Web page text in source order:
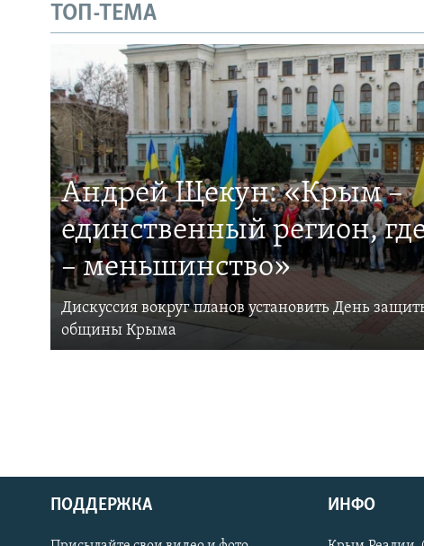
Українською
ТОП-ТЕМА
Андрей Щекун: «Крым –
единственный регион,
– меньшинство»
Дискуссия вокруг планов установить День
общины Крыма
ПОДДЕРЖКА ИНФО